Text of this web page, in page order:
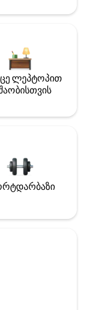
ლეპტოპით